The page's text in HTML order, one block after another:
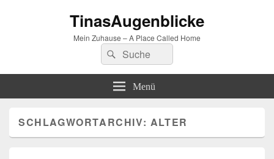
TinasAugenblicke
Mein Zuhause – A Place Called Home
Suchen
nach:
Suchen
Menü
SCHLAGWORTARCHIV: ALTER